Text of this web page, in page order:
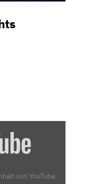
von YouTube